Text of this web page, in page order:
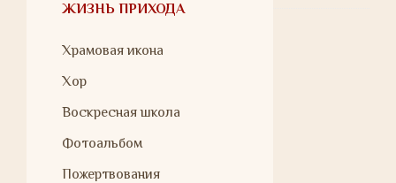
ЖИЗНЬ ПРИХОДА
Храмовая икона
Хор
Воскресная школа
Фотоальбом
Пожертвования